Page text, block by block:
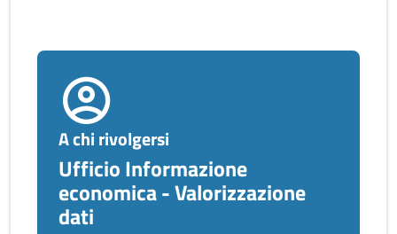
A chi rivolgersi
Ufficio Informazione
economica - Valorizzazione
dati